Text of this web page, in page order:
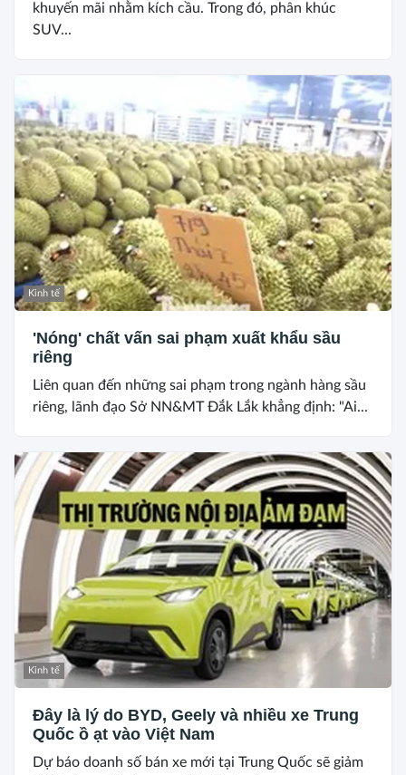
khuyến mãi nhằm kích cầu. Trong đó, phân khúc
SUV...
Kinh tế
'Nóng' chất vấn sai phạm xuất khẩu sầu
riêng
Liên quan đến những sai phạm trong ngành hàng sầu
riêng, lãnh đạo Sở NN&MT Đắk Lắk khẳng định: "Ai...
Kinh tế
Đây là lý do BYD, Geely và nhiều xe Trung
Quốc ồ ạt vào Việt Nam
Dự báo doanh số bán xe mới tại Trung Quốc sẽ giảm